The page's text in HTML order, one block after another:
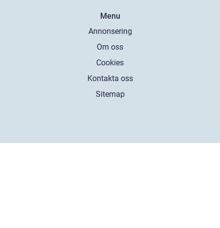
Menu
Annonsering
Om oss
Cookies
Kontakta oss
Sitemap